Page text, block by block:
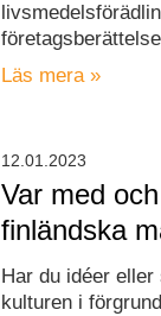
Läs mera »
Var med
finländska
Har du idéer
kulturen i
12.01.2023